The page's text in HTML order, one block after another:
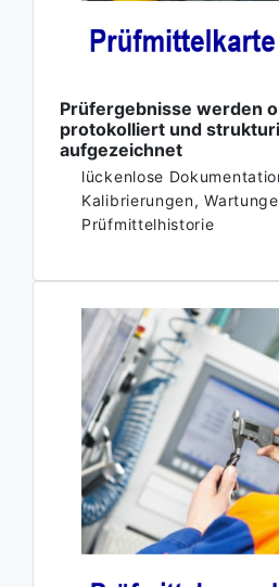
Prüfergebnisse werden
protokolliert und
aufgezeichnet
lückenlose
Kalibrierungen,
Prüfmittelhistorie